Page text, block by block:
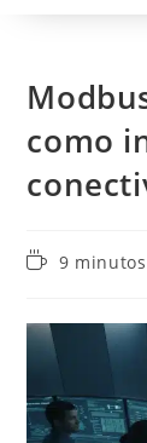
como
9